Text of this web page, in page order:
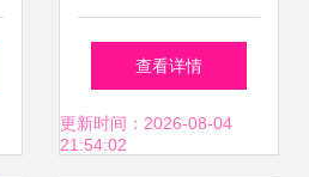
长保驾护航的品质
之选
查看详情
更新时间：2026-08-04
21:54:02